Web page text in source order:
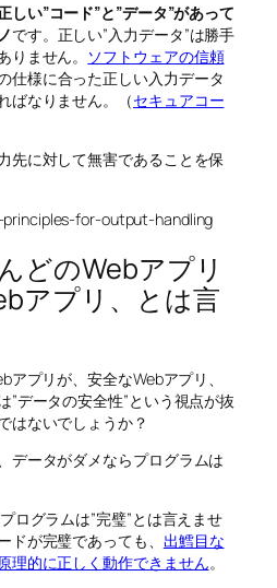
しい”コード”と”データ”があって
です。正しい”入力データ”は勝手
りません。 ソフトウェアの信頼
仕様に合った正しい入力データ
ばなりません。（セキュアコー
先に対して無害であることを保
for-output-handling
どのWebアプリ
アプリ、とは言
アプリが、安全なWebアプリ、
”データの安全性”という視点が抜
はないでしょうか？
データがダメならプログラムは
ログラムは”完璧”とは言えませ
が完璧であっても、 出鱈目な
理的に正しく動作できません。